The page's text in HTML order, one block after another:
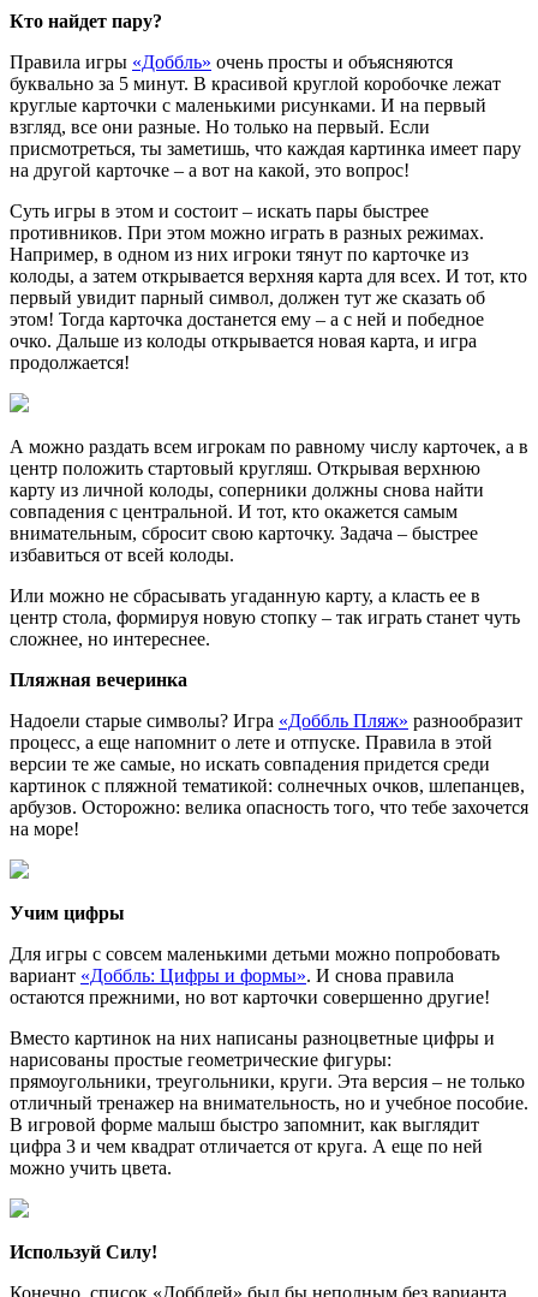
Кто найдет пару?
Правила игры «Доббль» очень просты и объясняются
буквально за 5 минут. В красивой круглой коробочке лежат
круглые карточки с маленькими рисунками. И на первый
взгляд, все они разные. Но только на первый. Если
присмотреться, ты заметишь, что каждая картинка имеет пару
на другой карточке – а вот на какой, это вопрос!
Суть игры в этом и состоит – искать пары быстрее
противников. При этом можно играть в разных режимах.
Например, в одном из них игроки тянут по карточке из
колоды, а затем открывается верхняя карта для всех. И тот, кто
первый увидит парный символ, должен тут же сказать об
этом! Тогда карточка достанется ему – а с ней и победное
очко. Дальше из колоды открывается новая карта, и игра
продолжается!
А можно раздать всем игрокам по равному числу карточек, а в
центр положить стартовый кругляш. Открывая верхнюю
карту из личной колоды, соперники должны снова найти
совпадения с центральной. И тот, кто окажется самым
внимательным, сбросит свою карточку. Задача – быстрее
избавиться от всей колоды.
Или можно не сбрасывать угаданную карту, а класть ее в
центр стола, формируя новую стопку – так играть станет чуть
сложнее, но интереснее.
Пляжная вечеринка
Надоели старые символы? Игра «Доббль Пляж» разнообразит
процесс, а еще напомнит о лете и отпуске. Правила в этой
версии те же самые, но искать совпадения придется среди
картинок с пляжной тематикой: солнечных очков, шлепанцев,
арбузов. Осторожно: велика опасность того, что тебе захочется
на море!
Учим цифры
Для игры с совсем маленькими детьми можно попробовать
вариант «Доббль: Цифры и формы». И снова правила
остаются прежними, но вот карточки совершенно другие!
Вместо картинок на них написаны разноцветные цифры и
нарисованы простые геометрические фигуры:
прямоугольники, треугольники, круги. Эта версия – не только
отличный тренажер на внимательность, но и учебное пособие.
В игровой форме малыш быстро запомнит, как выглядит
цифра 3 и чем квадрат отличается от круга. А еще по ней
можно учить цвета.
Используй Силу!
Конечно, список «Добблей» был бы неполным без варианта